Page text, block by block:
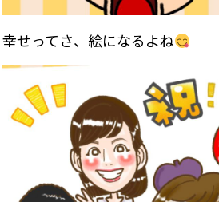
幸せってさ、絵になるよね